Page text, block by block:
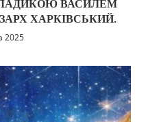
ВАСИЛЕМ
ХАРКІВСЬКИЙ.
2025